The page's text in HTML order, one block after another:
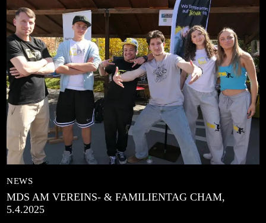
NEWS
MDS AM VEREINS- & FAMILIENTAG CHAM,
5.4.2025